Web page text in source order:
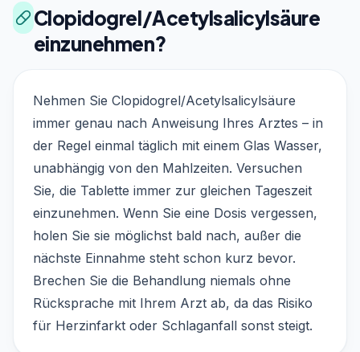
Clopidogrel/Acetylsalicylsäure
einzunehmen?
Nehmen Sie Clopidogrel/Acetylsalicylsäure
immer genau nach Anweisung Ihres Arztes – in
der Regel einmal täglich mit einem Glas Wasser,
unabhängig von den Mahlzeiten. Versuchen
Sie, die Tablette immer zur gleichen Tageszeit
einzunehmen. Wenn Sie eine Dosis vergessen,
holen Sie sie möglichst bald nach, außer die
nächste Einnahme steht schon kurz bevor.
Brechen Sie die Behandlung niemals ohne
Rücksprache mit Ihrem Arzt ab, da das Risiko
für Herzinfarkt oder Schlaganfall sonst steigt.